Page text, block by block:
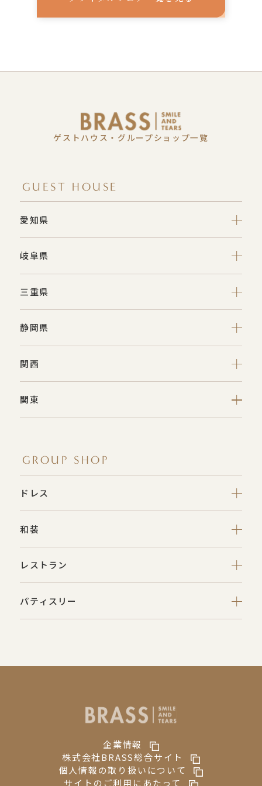
ゲストハウス・グループショップ一覧
GUEST HOUSE
愛知県
岐阜県
三重県
静岡県
関西
関東
GROUP SHOP
ドレス
和装
レストラン
パティスリー
株式会社BRASS総合サイト
企業情報
個人情報の取り扱いについて
サイトのご利用にあたって